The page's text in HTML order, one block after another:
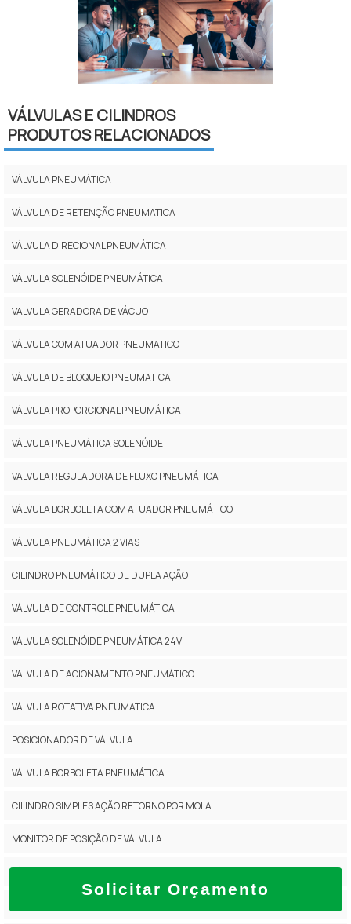
Solicitar Orçamento
VÁLVULAS E CILINDROS
PRODUTOS RELACIONADOS
VÁLVULA PNEUMÁTICA
VÁLVULA DE RETENÇÃO PNEUMATICA
VÁLVULA DIRECIONAL PNEUMÁTICA
VÁLVULA SOLENÓIDE PNEUMÁTICA
VALVULA GERADORA DE VÁCUO
VÁLVULA COM ATUADOR PNEUMATICO
VÁLVULA DE BLOQUEIO PNEUMATICA
VÁLVULA PROPORCIONAL PNEUMÁTICA
VÁLVULA PNEUMÁTICA SOLENÓIDE
VALVULA REGULADORA DE FLUXO PNEUMÁTICA
VÁLVULA BORBOLETA COM ATUADOR PNEUMÁTICO
VÁLVULA PNEUMÁTICA 2 VIAS
CILINDRO PNEUMÁTICO DE DUPLA AÇÃO
VÁLVULA DE CONTROLE PNEUMÁTICA
VÁLVULA SOLENÓIDE PNEUMÁTICA 24V
VALVULA DE ACIONAMENTO PNEUMÁTICO
VÁLVULA ROTATIVA PNEUMATICA
POSICIONADOR DE VÁLVULA
VÁLVULA BORBOLETA PNEUMÁTICA
CILINDRO SIMPLES AÇÃO RETORNO POR MOLA
MONITOR DE POSIÇÃO DE VÁLVULA
VÁLVULA ATUADA